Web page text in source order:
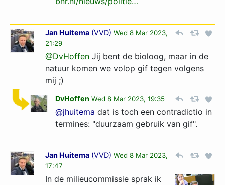
Jan Huitema (VVD) Wed 8 Mar 2023,
21:29
@DvHoffen Jij bent de bioloog, maar in de
natuur komen we volop gif tegen volgens
mij ;)
DvHoffen Wed 8 Mar 2023, 19:35
@jhuitema dat is toch een contradictio in
termines: "duurzaam gebruik van gif".
Jan Huitema (VVD) Wed 8 Mar 2023,
17:47
In de milieucommissie sprak ik